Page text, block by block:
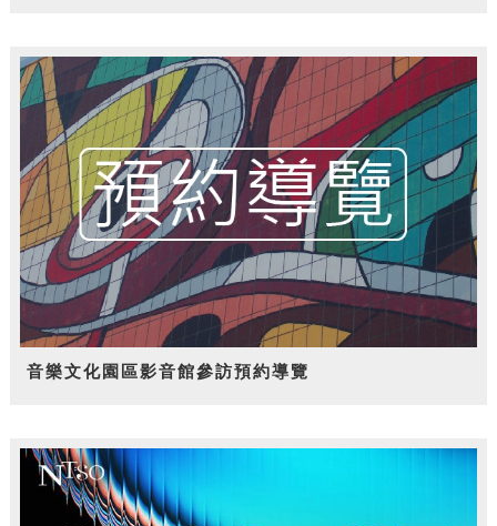
音樂文化園區影音館參訪預約導覽